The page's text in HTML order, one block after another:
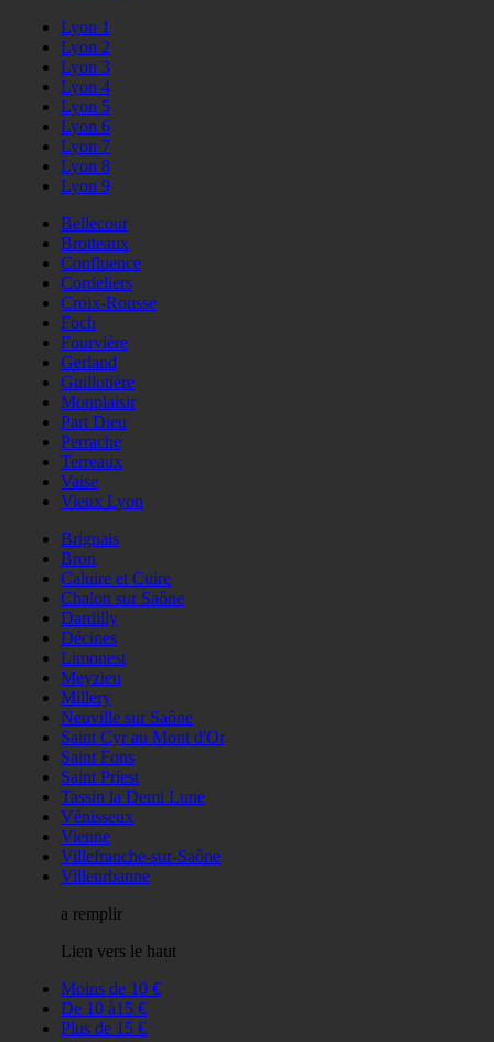
Lyon 1
Lyon 2
Lyon 3
Lyon 4
Lyon 5
Lyon 6
Lyon 7
Lyon 8
Lyon 9
Bellecour
Brotteaux
Confluence
Cordeliers
Croix-Rousse
Foch
Fourvière
Gerland
Guillotière
Monplaisir
Part Dieu
Perrache
Terreaux
Vaise
Vieux Lyon
Brignais
Bron
Caluire et Cuire
Chalon sur Saône
Dardilly
Décines
Limonest
Meyzieu
Millery
Neuville sur Saône
Saint Cyr au Mont d'Or
Saint Fons
Saint Priest
Tassin la Demi Lune
Vénisseux
Vienne
Villefranche-sur-Saône
Villeurbanne
a remplir
Lien vers le haut
Moins de 10 €
De 10 à15 €
Plus de 15 €